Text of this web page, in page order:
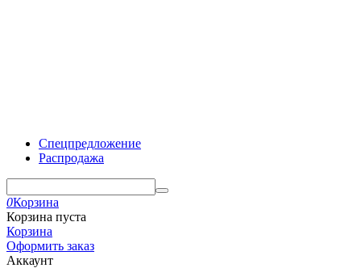
Спецпредложение
Распродажа
0Корзина
Корзина пуста
Корзина
Оформить заказ
Аккаунт